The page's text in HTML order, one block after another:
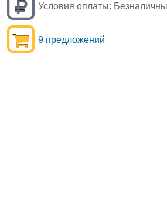
Условия оплаты:
9 предложений